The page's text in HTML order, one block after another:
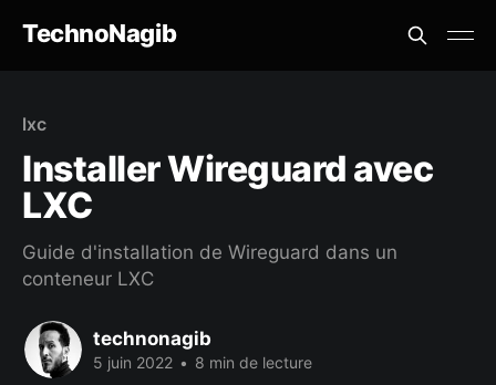
TechnoNagib
lxc
Installer Wireguard avec
LXC
Guide d'installation de Wireguard dans un
conteneur LXC
technonagib
5 juin 2022 • 8 min de lecture